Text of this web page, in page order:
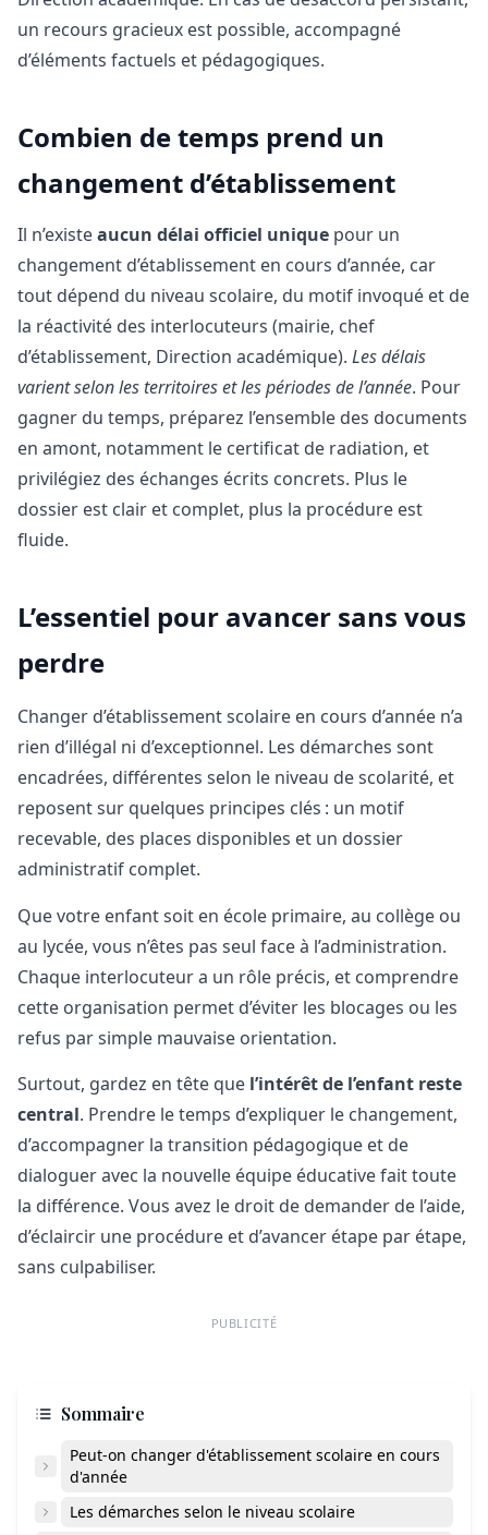
un recours gracieux est possible, accompagné
d’éléments factuels et pédagogiques.
Combien de temps prend un
changement d’établissement
Il n’existeaucun délai officiel unique pour un
changement d’établissement en cours d’année, car
tout dépend du niveau scolaire, du motif invoqué et de
la réactivité des interlocuteurs (mairie, chef
d’établissement, Direction académique). Les délais
varient selon les territoires et les périodes de l’année. Pour
gagner du temps, préparez l’ensemble des documents
en amont, notamment le certificat de radiation, et
privilégiez des échanges écrits concrets. Plus le
dossier est clair et complet, plus la procédure est
fluide.
L’essentiel pour avancer sans vous
perdre
Changer d’établissement scolaire en cours d’année n’a
rien d’illégal ni d’exceptionnel. Les démarches sont
encadrées, différentes selon le niveau de scolarité, et
reposent sur quelques principes clés : un motif
recevable, des places disponibles et un dossier
administratif complet.
Que votre enfant soit en école primaire, au collège ou
au lycée, vous n’êtes pas seul face à l’administration.
Chaque interlocuteur a un rôle précis, et comprendre
cette organisation permet d’éviter les blocages ou les
refus par simple mauvaise orientation.
Surtout, gardez en tête que l’intérêt de l’enfant reste
central. Prendre le temps d’expliquer le changement,
d’accompagner la transition pédagogique et de
dialoguer avec la nouvelle équipe éducative fait toute
la différence. Vous avez le droit de demander de l’aide,
d’éclaircir une procédure et d’avancer étape par étape,
sans culpabiliser.
PUBLICITÉ
Sommaire
Peut-on changer d'établissement scolaire en cours
d'année
Les démarches selon le niveau scolaire